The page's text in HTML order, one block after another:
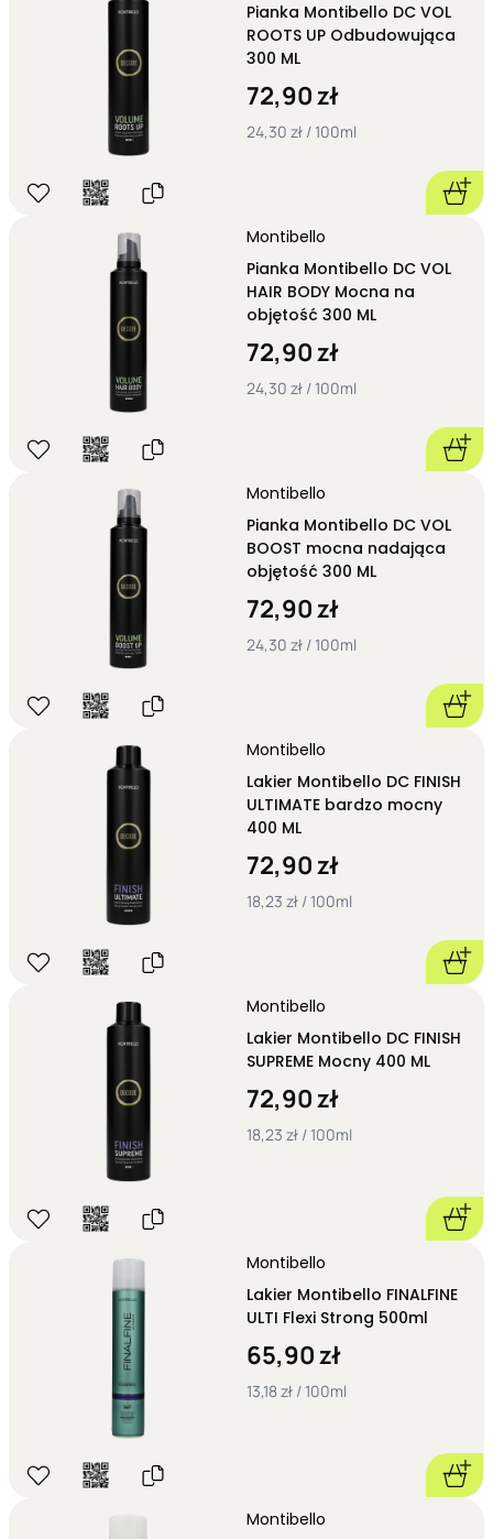
Pianka Montibello DC VOL
ROOTS UP Odbudowująca
300 ML
72,90 zł
24,30 zł / 100ml
Montibello
Pianka Montibello DC VOL
HAIR BODY Mocna na
objętość 300 ML
72,90 zł
24,30 zł / 100ml
Montibello
Pianka Montibello DC VOL
BOOST mocna nadająca
objętość 300 ML
72,90 zł
24,30 zł / 100ml
Montibello
Lakier Montibello DC FINISH
ULTIMATE bardzo mocny
400 ML
72,90 zł
18,23 zł / 100ml
Montibello
Lakier Montibello DC FINISH
SUPREME Mocny 400 ML
72,90 zł
18,23 zł / 100ml
Montibello
Lakier Montibello FINALFINE
ULTI Flexi Strong 500ml
65,90 zł
13,18 zł / 100ml
Montibello